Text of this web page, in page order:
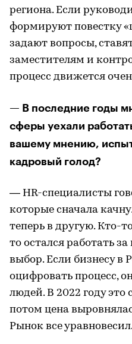
региона. Если
формируют повестку
задают вопросы,
заместителям и
процесс движется
— В последние годы
сферы уехали
вашему мнению,
кадровый голод?
— HR-специалисты
которые сначала
теперь в другую. Кто-
то остался работать
выбор. Если бизнесу в
оцифровать процесс,
людей. В 2022 году это
потом цена
Рынок все